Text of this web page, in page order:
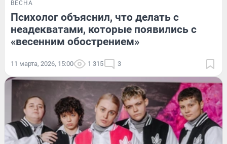
ВЕСНА
Психолог объяснил, что делать с
неадекватами, которые появились с
«весенним обострением»
11 марта, 2026, 15:00 1 315 3